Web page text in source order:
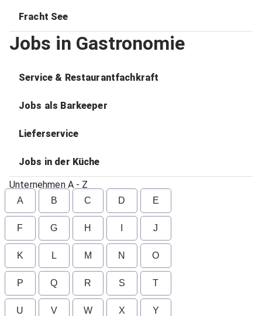
Fracht See
Jobs in Gastronomie
Service & Restaurantfachkraft
Jobs als Barkeeper
Lieferservice
Jobs in der Küche
Unternehmen A - Z
A B C D E
F G H J
K L M N O
P Q R S T
U V W X Y